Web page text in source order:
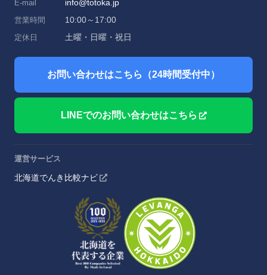
E-mail info@totoka.jp
営業時間 10:00～17:00
定休日 土曜・日曜・祝日
お問い合わせはこちら（24時間受付中）
LINEでのお問い合わせはこちら
運営サービス
北海道でんき比較ナビ